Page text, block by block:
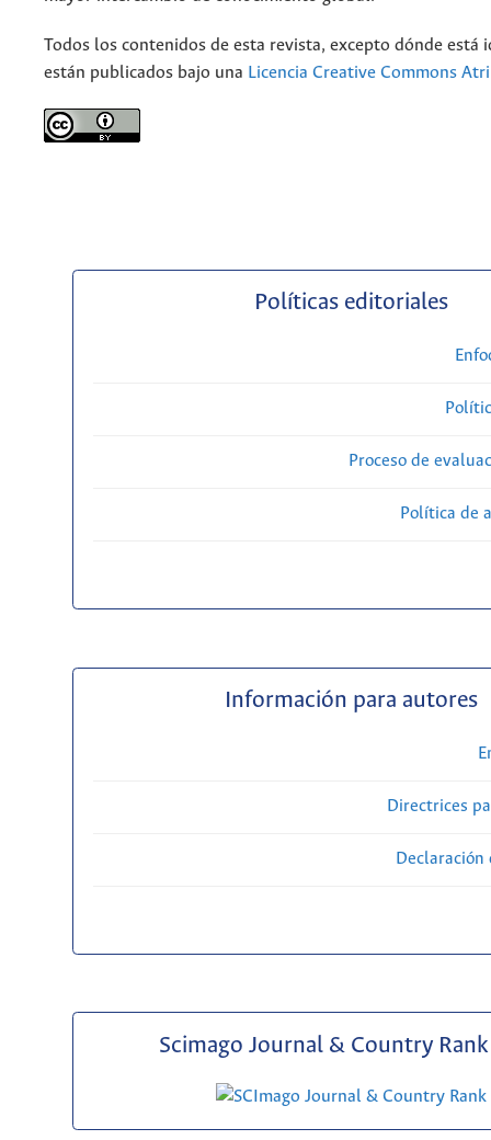
Todos los contenidos de esta revista, excepto dónde está
están publicados bajo una Licencia Creative Commons
Políticas editoriales
Proceso de
Política de
Información para autores
Directrices
Scimago Journal & Country Rank